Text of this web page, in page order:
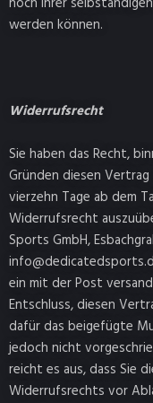
werden können.
Widerrufsrecht
Sie haben das Recht,
Gründen diesen
vierzehn Tage ab dem
Widerrufsrecht
Sports GmbH,
ein mit der Post
Entschluss, diesen
dafür das beigefügte
jedoch nicht
reicht es aus, dass Sie
Widerrufsrechts vor